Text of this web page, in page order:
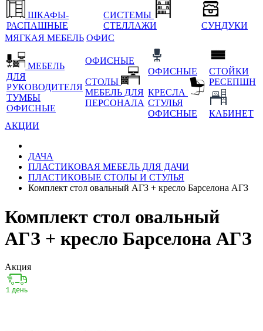
ШКАФЫ-
РАСПАШНЫЕ
СИСТЕМЫ
СТЕЛЛАЖИ
СУНДУКИ
МЯГКАЯ МЕБЕЛЬ ОФИС
МЕБЕЛЬ
ДЛЯ
РУКОВОДИТЕЛЯ
ТУМБЫ
ОФИСНЫЕ
ОФИСНЫЕ
СТОЛЫ
МЕБЕЛЬ ДЛЯ
ПЕРСОНАЛА
ОФИСНЫЕ
КРЕСЛА
СТУЛЬЯ
ОФИСНЫЕ
СТОЙКИ
РЕСЕПШН
КАБИНЕТ
АКЦИИ
ДАЧА
ПЛАСТИКОВАЯ МЕБЕЛЬ ДЛЯ ДАЧИ
ПЛАСТИКОВЫЕ СТОЛЫ И СТУЛЬЯ
Комплект стол овальный АГЗ + кресло Барселона АГЗ
Комплект стол овальный
АГЗ + кресло Барселона АГЗ
Акция